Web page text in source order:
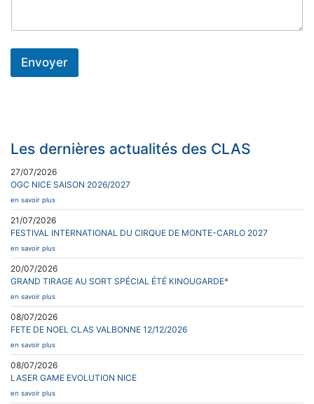
Envoyer
Les dernières actualités des CLAS
27/07/2026
OGC NICE SAISON 2026/2027
en savoir plus
21/07/2026
FESTIVAL INTERNATIONAL DU CIRQUE DE MONTE-CARLO 2027
en savoir plus
20/07/2026
GRAND TIRAGE AU SORT SPÉCIAL ÉTÉ KINOUGARDE*
en savoir plus
08/07/2026
FETE DE NOEL CLAS VALBONNE 12/12/2026
en savoir plus
08/07/2026
LASER GAME EVOLUTION NICE
en savoir plus